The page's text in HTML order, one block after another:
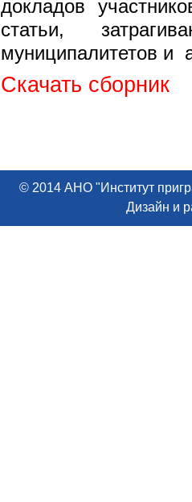
докладов
статьи,
муниципалитетов и
Скачать сборник
© 2014 АНО "Институт
Дизайн и